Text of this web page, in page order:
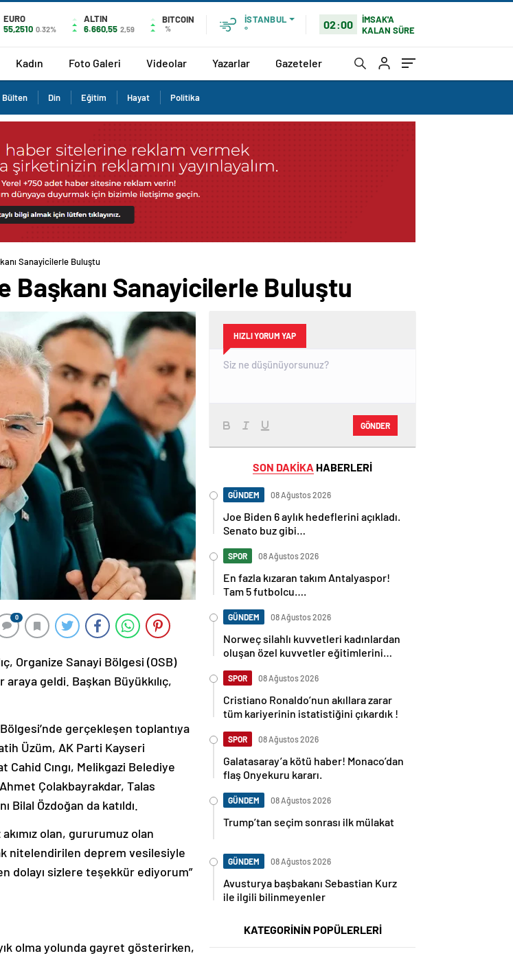
EURO
55,2510 0.32%
ALTIN
6.660,55 2,59
BITCOIN
%
İSTANBUL
°
02:00
İMSAK'A
KALAN SÜRE
Kadın Foto Galeri Videolar Yazarlar Gazeteler
Bülten Din Eğitim Hayat Politika
Sanayicilerle Buluştu
Sanayicilerle Buluştu
0
Organize Sanayi Bölgesi (OSB)
araya geldi. Başkan Büyükkılıç,
gerçekleşen toplantıya
Üzüm, AK Parti Kayseri
Cıngı, Melikgazi Belediye
Çolakbayrakdar, Talas
Bilal Özdoğan da katıldı.
olan, gururumuz olan
nitelendirilen deprem vesilesiyle
dolayı sizlere teşekkür ediyorum”
olma yolunda gayret gösterirken,
HIZLI YORUM YAP
GÖNDER
SON DAKİKA HABERLERİ
GÜNDEM 08 Ağustos 2026
Joe Biden 6 aylık hedeflerini açıkladı.
Senato buz gibi…
SPOR 08 Ağustos 2026
En fazla kızaran takım Antalyaspor!
Tam 5 futbolcu….
GÜNDEM 08 Ağustos 2026
Norweç silahlı kuvvetleri kadınlardan
oluşan özel kuvvetler eğitimlerini
SPOR 08 Ağustos 2026
Cristiano Ronaldo’nun akıllara zarar
tüm kariyerinin istatistiğini çıkardık !
SPOR 08 Ağustos 2026
Galatasaray’a kötü haber! Monaco’dan
flaş Onyekuru kararı.
GÜNDEM 08 Ağustos 2026
Trump’tan seçim sonrası ilk mülakat
GÜNDEM 08 Ağustos 2026
Avusturya başbakanı Sebastian Kurz
ile ilgili bilinmeyenler
KATEGORİNİN POPÜLERLERİ